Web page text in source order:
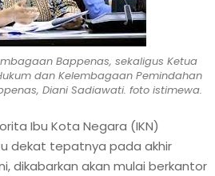
Bappenas, sekaligus Ketua
dan Kelembagaan Pemindahan
Diani Sadiawati. foto istimewa.
Ibu Kota Negara (IKN)
dekat tepatnya pada akhir
dikabarkan akan mulai berkantor